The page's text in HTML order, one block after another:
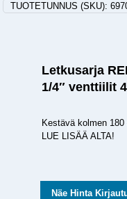
TUOTETUNNUS (SKU):
Letkusarja
1/4″ venttiilit
Kestävä kolmen
LUE LISÄÄ ALTA!
Näe Hinta